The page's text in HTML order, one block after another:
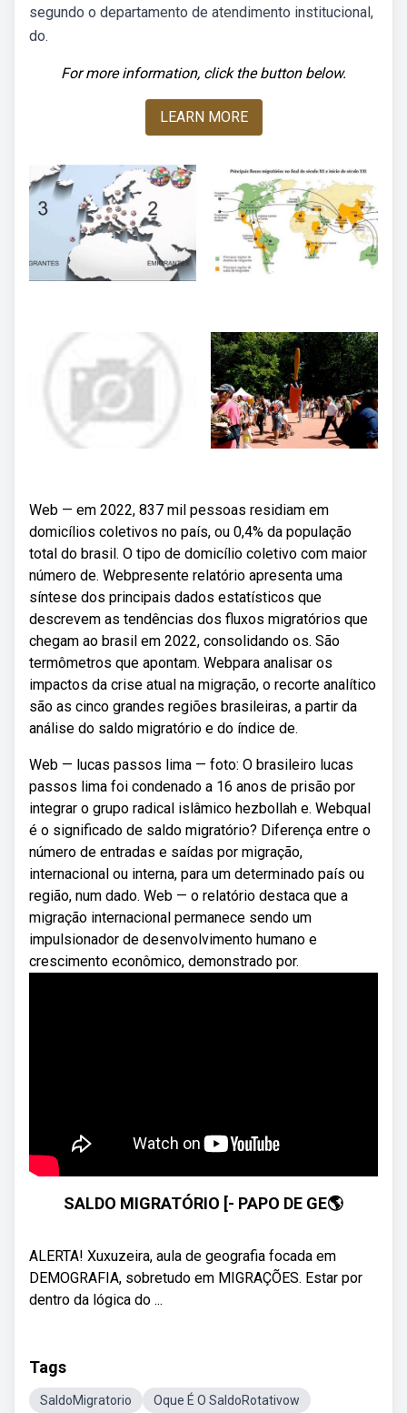
segundo o departamento de atendimento institucional,
do.
For more information, click the button below.
LEARN MORE
Web — em 2022, 837 mil pessoas residiam em
domicílios coletivos no país, ou 0,4% da população
total do brasil. O tipo de domicílio coletivo com maior
número de. Webpresente relatório apresenta uma
síntese dos principais dados estatísticos que
descrevem as tendências dos fluxos migratórios que
chegam ao brasil em 2022, consolidando os. São
termômetros que apontam. Webpara analisar os
impactos da crise atual na migração, o recorte analítico
são as cinco grandes regiões brasileiras, a partir da
análise do saldo migratório e do índice de.
Web — lucas passos lima — foto: O brasileiro lucas
passos lima foi condenado a 16 anos de prisão por
integrar o grupo radical islâmico hezbollah e. Webqual
é o significado de saldo migratório? Diferença entre o
número de entradas e saídas por migração,
internacional ou interna, para um determinado país ou
região, num dado. Web — o relatório destaca que a
migração internacional permanece sendo um
impulsionador de desenvolvimento humano e
crescimento econômico, demonstrado por.
SALDO MIGRATÓRIO [- PAPO DE GE🌎
ALERTA! Xuxuzeira, aula de geografia focada em
DEMOGRAFIA, sobretudo em MIGRAÇÕES. Estar por
dentro da lógica do ...
Tags
SaldoMigratorio Oque É O SaldoRotativow